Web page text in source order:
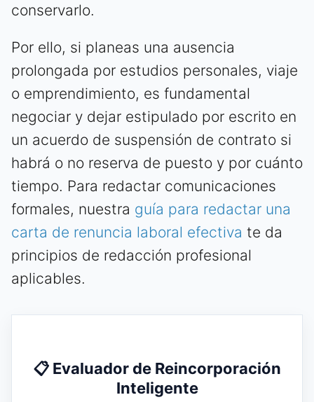
conservarlo.
Por ello, si planeas una ausencia
prolongada por estudios personales, viaje
o emprendimiento, es fundamental
negociar y dejar estipulado por escrito en
un acuerdo de suspensión de contrato si
habrá o no reserva de puesto y por cuánto
tiempo. Para redactar comunicaciones
formales, nuestra guía para redactar una
carta de renuncia laboral efectiva te da
principios de redacción profesional
aplicables.
📋 Evaluador de Reincorporación
Inteligente